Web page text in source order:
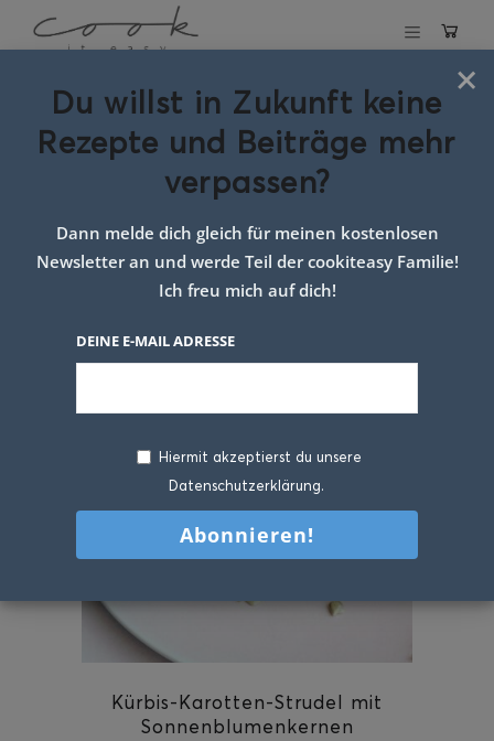
Schlagwort:
vegan food
Kürbis-Karotten-Strudel mit
Sonnenblumenkernen
×
Du willst in Zukunft keine
Rezepte und Beiträge mehr
verpassen?
Dann melde dich gleich für meinen kostenlosen
Newsletter an und werde Teil der cookiteasy Familie!
Ich freu mich auf dich!
DEINE E-MAIL ADRESSE
Hiermit akzeptierst du unsere
Datenschutzerklärung.